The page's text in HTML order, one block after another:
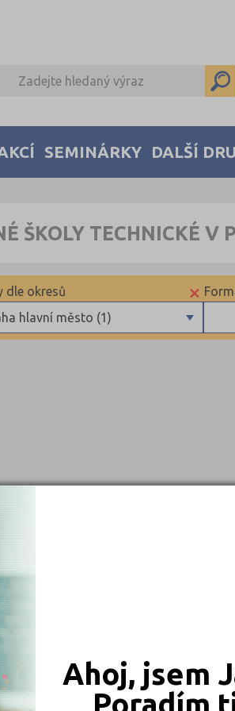
Ahoj, jsem
Poradím
SEMINÁRKY DALŠÍ
ŠKOLY TECHNICKÉ V
×
hlavní město (1)
dle okresů
(1)
Hora (1)
(1)
Jičín (1)
(1)
(1)
město (1)
hlavní město (1)
nad Kněžnou (1)